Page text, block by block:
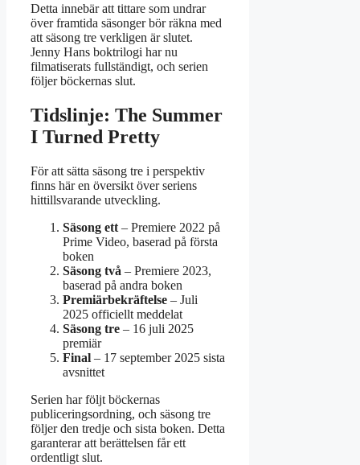
Detta innebär att tittare som undrar
över framtida säsonger bör räkna med
att säsong tre verkligen är slutet.
Jenny Hans boktrilogi har nu
filmatiserats fullständigt, och serien
följer böckernas slut.
Tidslinje: The Summer
I Turned Pretty
För att sätta säsong tre i perspektiv
finns här en översikt över seriens
hittillsvarande utveckling.
Säsong ett – Premiere 2022 på
Prime Video, baserad på första
boken
Säsong två – Premiere 2023,
baserad på andra boken
Premiärbekräftelse – Juli
2025 officiellt meddelat
Säsong tre – 16 juli 2025
premiär
Final – 17 september 2025 sista
avsnittet
Serien har följt böckernas
publiceringsordning, och säsong tre
följer den tredje och sista boken. Detta
garanterar att berättelsen får ett
ordentligt slut.